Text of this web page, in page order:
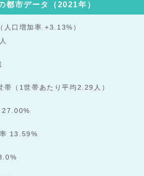
都市データ（2021年）
人口増加率 +3.13%）
（1世帯あたり平均2.29人）
27.00%
13.59%